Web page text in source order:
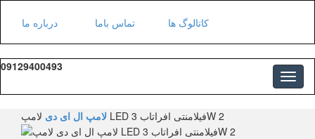
درباره ما تماس باما کاتالوگ ها
09129400493
لامپ ال ای دی لامپ LED فیلامنتی افراتاب 3W 2